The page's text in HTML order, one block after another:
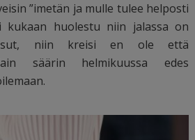
”imetän ja mulle tulee helposti
kukaan huolestu niin jalassa on
niin kreisi en ole että
säärin helmikuussa edes